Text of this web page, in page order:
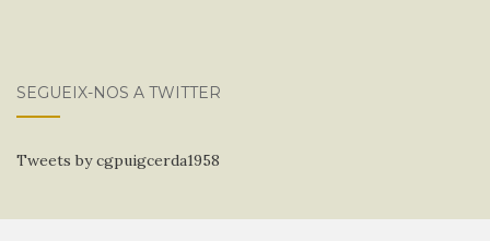
SEGUEIX-NOS A TWITTER
Tweets by cgpuigcerda1958